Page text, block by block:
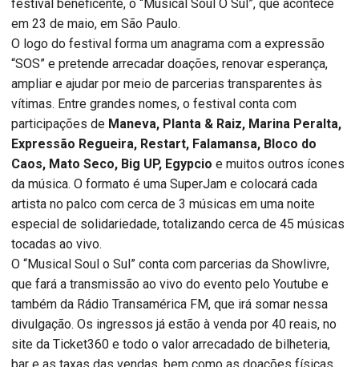
festival beneficente, o “Musical Soul O Sul”, que acontece
em 23 de maio, em São Paulo.
O logo do festival forma um anagrama com a expressão
“SOS” e pretende arrecadar doações, renovar esperança,
ampliar e ajudar por meio de parcerias transparentes às
vítimas. Entre grandes nomes, o festival conta com
participações de Maneva, Planta & Raiz, Marina Peralta,
Expressão Regueira, Restart, Falamansa, Bloco do
Caos, Mato Seco, Big UP, Egypcio e muitos outros ícones
da música. O formato é uma SuperJam e colocará cada
artista no palco com cerca de 3 músicas em uma noite
especial de solidariedade, totalizando cerca de 45 músicas
tocadas ao vivo.
O “Musical Soul o Sul” conta com parcerias da Showlivre,
que fará a transmissão ao vivo do evento pelo Youtube e
também da Rádio Transamérica FM, que irá somar nessa
divulgação. Os ingressos já estão à venda por 40 reais, no
site da Ticket360 e todo o valor arrecadado de bilheteria,